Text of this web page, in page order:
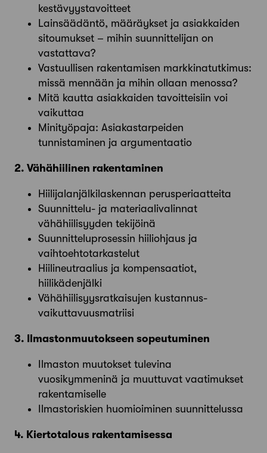
kestävyystavoitteet
Lainsäädäntö, määräykset ja asiakkaiden
sitoumukset – mihin suunnittelijan on
vastattava?
Vastuullisen rakentamisen markkinatutkimus:
missä mennään ja mihin ollaan menossa?
Mitä kautta asiakkaiden tavoitteisiin voi
vaikuttaa
Minityöpaja: Asiakastarpeiden
tunnistaminen ja argumentaatio
2. Vähähiilinen rakentaminen
Hiilijalanjälkilaskennan perusperiaatteita
Suunnittelu- ja materiaalivalinnat
vähähiilisyyden tekijöinä
Suunnitteluprosessin hiiliohjaus ja
vaihtoehtotarkastelut
Hiilineutraalius ja kompensaatiot,
hiilikädenjälki
Vähähiilisyysratkaisujen kustannus-
vaikuttavuusmatriisi
3. Ilmastonmuutokseen sopeutuminen
Ilmaston muutokset tulevina
vuosikymmeninä ja muuttuvat vaatimukset
rakentamiselle
Ilmastoriskien huomioiminen suunnittelussa
4. Kiertotalous rakentamisessa